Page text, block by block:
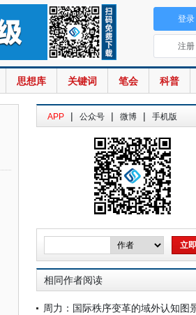
思想库 关键词 笔会 科普
登录
注册
APP | 公众号 | 微博 | 手机版
相同作者阅读